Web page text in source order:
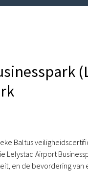
Baltus
Airport
en de bevordering